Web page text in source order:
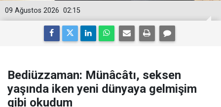
02:15
09 Ağustos 2026
Bediüzzaman: Münâcâtı, seksen
yaşında iken yeni dünyaya gelmişim
gibi okudum